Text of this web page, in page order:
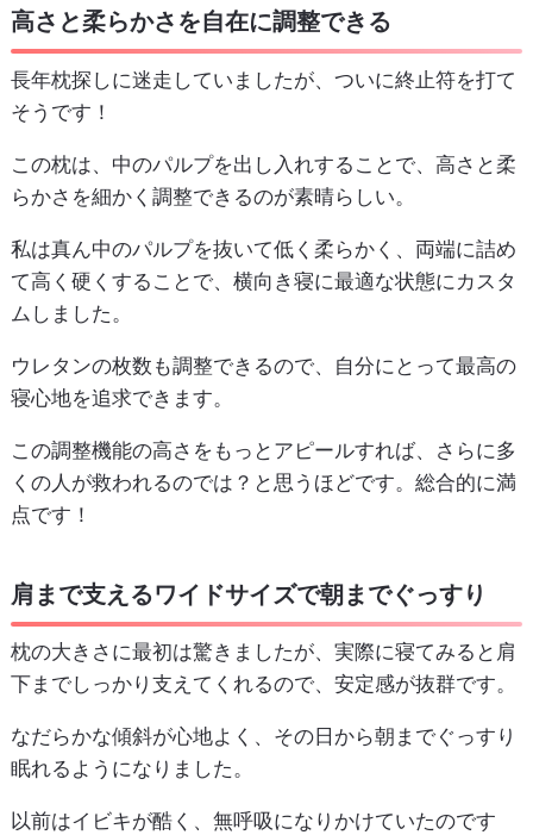
高さと柔らかさを自在に調整できる
長年枕探しに迷走していましたが、ついに終止符を打て
そうです！
この枕は、中のパルプを出し入れすることで、高さと柔
らかさを細かく調整できるのが素晴らしい。
私は真ん中のパルプを抜いて低く柔らかく、両端に詰め
て高く硬くすることで、横向き寝に最適な状態にカスタ
ムしました。
ウレタンの枚数も調整できるので、自分にとって最高の
寝心地を追求できます。
この調整機能の高さをもっとアピールすれば、さらに多
くの人が救われるのでは？と思うほどです。総合的に満
点です！
肩まで支えるワイドサイズで朝までぐっすり
枕の大きさに最初は驚きましたが、実際に寝てみると肩
下までしっかり支えてくれるので、安定感が抜群です。
なだらかな傾斜が心地よく、その日から朝までぐっすり
眠れるようになりました。
以前はイビキが酷く、無呼吸になりかけていたのです